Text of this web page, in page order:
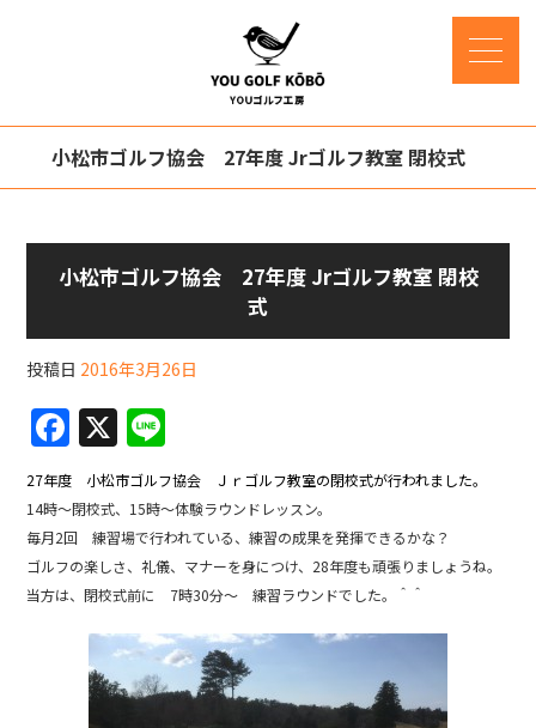
小松市ゴルフ協会 27年度 Jrゴルフ教室 閉校式
小松市ゴルフ協会 27年度 Jrゴルフ教室 閉校
式
投稿日 2016年3月26日
F
a
c
e
b
o
o
k
X
n
e
27年度 小松市ゴルフ協会 Ｊｒゴルフ教室の閉校式が行われました。
14時～閉校式、15時～体験ラウンドレッスン。
毎月2回 練習場で行われている、練習の成果を発揮できるかな？
ゴルフの楽しさ、礼儀、マナーを身につけ、28年度も頑張りましょうね。
当方は、閉校式前に 7時30分～ 練習ラウンドでした。＾＾